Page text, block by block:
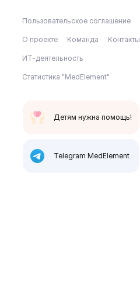
Пользовательское соглашение
О проекте Команда Контакты
ИТ-деятельность
Статистика "MedElement"
Детям нужна помощь!
Telegram MedElement